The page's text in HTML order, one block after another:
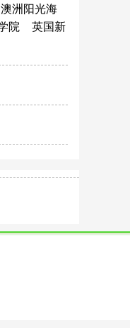
澳洲阳光海
院
英国新